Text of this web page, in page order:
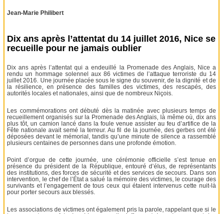
Jean-Marie Philibert
Dix ans après l’attentat du 14 juillet 2016, Nice se
recueille pour ne jamais oublier
Dix ans après l’attentat qui a endeuillé la Promenade des Anglais, Nice a
rendu un hommage solennel aux 86 victimes de l’attaque terroriste du 14
juillet 2016. Une journée placée sous le signe du souvenir, de la dignité et de
la résilience, en présence des familles des victimes, des rescapés, des
autorités locales et nationales, ainsi que de nombreux Niçois.
Les commémorations ont débuté dès la matinée avec plusieurs temps de
recueillement organisés sur la Promenade des Anglais, là même où, dix ans
plus tôt, un camion lancé dans la foule venue assister au feu d’artifice de la
Fête nationale avait semé la terreur. Au fil de la journée, des gerbes ont été
déposées devant le mémorial, tandis qu’une minute de silence a rassemblé
plusieurs centaines de personnes dans une profonde émotion.
Point d’orgue de cette journée, une cérémonie officielle s’est tenue en
présence du président de la République, entouré d’élus, de représentants
des institutions, des forces de sécurité et des services de secours. Dans son
intervention, le chef de l’État a salué la mémoire des victimes, le courage des
survivants et l’engagement de tous ceux qui étaient intervenus cette nuit-là
pour porter secours aux blessés.
Les associations de victimes ont également pris la parole, rappelant que si le